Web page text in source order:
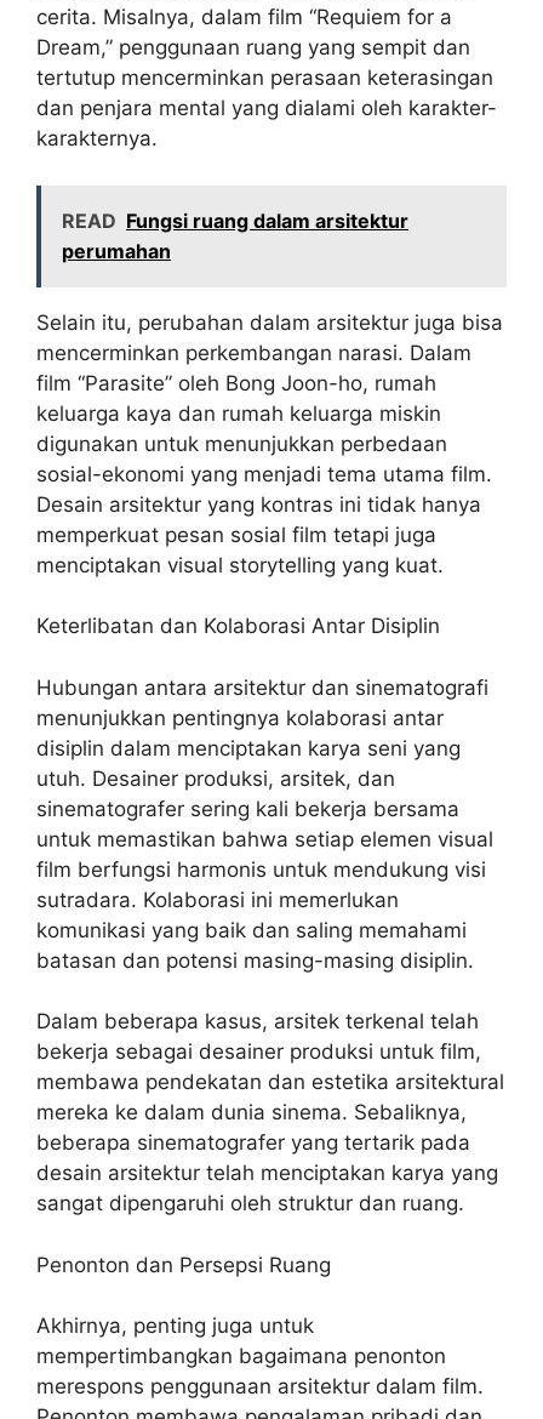
cerita. Misalnya, dalam film “Requiem for a
Dream,” penggunaan ruang yang sempit dan
tertutup mencerminkan perasaan keterasingan
dan penjara mental yang dialami oleh karakter-
karakternya.
READ Fungsi ruang dalam arsitektur
perumahan
Selain itu, perubahan dalam arsitektur juga bisa
mencerminkan perkembangan narasi. Dalam
film “Parasite” oleh Bong Joon-ho, rumah
keluarga kaya dan rumah keluarga miskin
digunakan untuk menunjukkan perbedaan
sosial-ekonomi yang menjadi tema utama film.
Desain arsitektur yang kontras ini tidak hanya
memperkuat pesan sosial film tetapi juga
menciptakan visual storytelling yang kuat.
Keterlibatan dan Kolaborasi Antar Disiplin
Hubungan antara arsitektur dan sinematografi
menunjukkan pentingnya kolaborasi antar
disiplin dalam menciptakan karya seni yang
utuh. Desainer produksi, arsitek, dan
sinematografer sering kali bekerja bersama
untuk memastikan bahwa setiap elemen visual
film berfungsi harmonis untuk mendukung visi
sutradara. Kolaborasi ini memerlukan
komunikasi yang baik dan saling memahami
batasan dan potensi masing-masing disiplin.
Dalam beberapa kasus, arsitek terkenal telah
bekerja sebagai desainer produksi untuk film,
membawa pendekatan dan estetika arsitektural
mereka ke dalam dunia sinema. Sebaliknya,
beberapa sinematografer yang tertarik pada
desain arsitektur telah menciptakan karya yang
sangat dipengaruhi oleh struktur dan ruang.
Penonton dan Persepsi Ruang
Akhirnya, penting juga untuk
mempertimbangkan bagaimana penonton
merespons penggunaan arsitektur dalam film.